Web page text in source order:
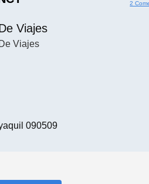
2
Viajes
Viajes
090509